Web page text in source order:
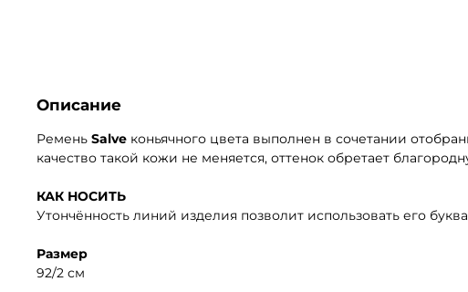
Описание
Ремень Salve коньячного цвета выполнен в сочетании
качество такой кожи не меняется, оттенок обретает
КАК НОСИТЬ
Утончённость линий изделия позволит использовать его
Размер
92/2 см